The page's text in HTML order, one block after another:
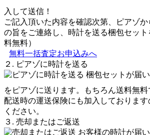
入して送信！
ご記入頂いた内容を確認次第、ピアゾ
の旨をご連絡し、時計を送る梱包セッ
料無料）
無料一括査定お申込みへ
２. ピアゾに時計を送る
梱包セットが届
をピアゾに送ります。もちろん送料無料
配送時の運送保険にも加入しております
ください。
３. 売却またはご返送
お客様の時計が届